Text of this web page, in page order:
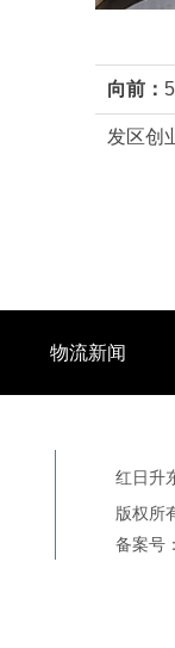
向前：
发区创
物流新闻
红日升
版权所
备案号：